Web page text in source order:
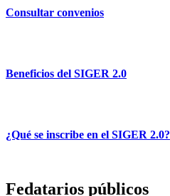
Consultar convenios
Beneficios del SIGER 2.0
¿Qué se inscribe en el SIGER 2.0?
Fedatarios públicos